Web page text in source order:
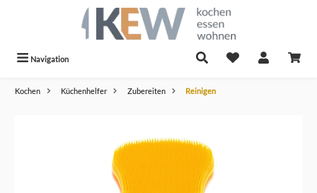
Navigation
Kochen Küchenhelfer Zubereiten Reinigen